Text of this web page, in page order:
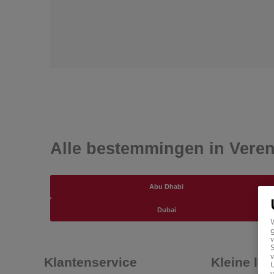
Alle bestemmingen in
Abu Dhabi
Dubai
Klantenservice Kleine